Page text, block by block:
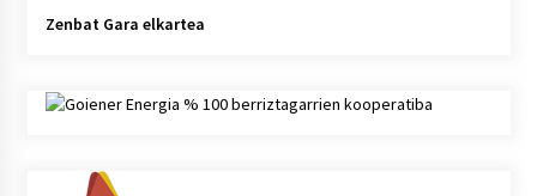
Zenbat Gara elkartea